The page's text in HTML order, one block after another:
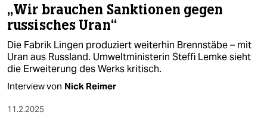
„Wir brauchen Sanktionen gegen
russisches Uran“
Die Fabrik Lingen produziert weiterhin Brennstäbe – mit
Uran aus Russland. Umweltministerin Steffi Lemke sieht
die Erweiterung des Werks kritisch.
Interview von Nick Reimer
11.2.2025